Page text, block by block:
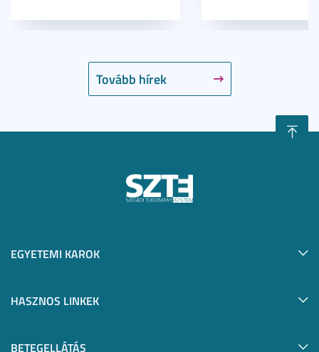
Tovább hírek
EGYETEMI KAROK
HASZNOS LINKEK
BETEGELLÁTÁS